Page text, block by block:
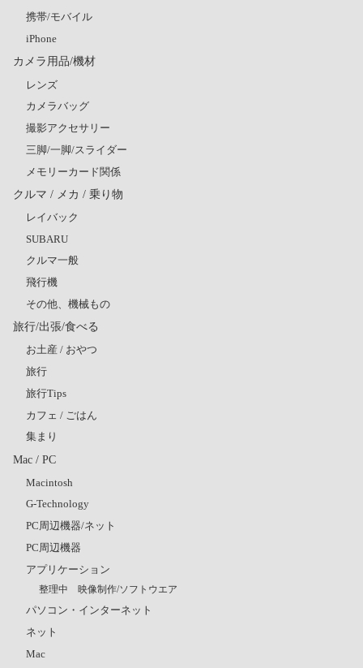
携帯/モバイル
iPhone
カメラ用品/機材
レンズ
カメラバッグ
撮影アクセサリー
三脚/一脚/スライダー
メモリーカード関係
クルマ / メカ / 乗り物
レイバック
SUBARU
クルマ一般
飛行機
その他、機械もの
旅行/出張/食べる
お土産 / おやつ
旅行
旅行Tips
カフェ / ごはん
集まり
Mac / PC
Macintosh
G-Technology
PC周辺機器/ネット
PC周辺機器
アプリケーション
整理中 映像制作/ソフトウエア
パソコン・インターネット
ネット
Mac